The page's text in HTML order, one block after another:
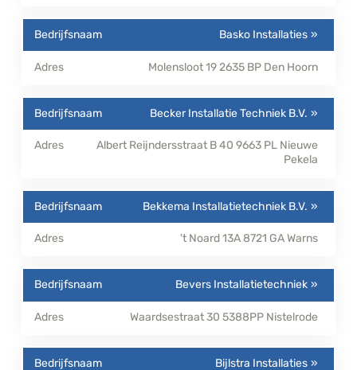
Basko Installaties
Molensloot 192635 BP Den Hoorn
Becker Installatie Techniek B.V.
Albert Reijndersstraat B 40 9663 PL Nieuwe
Pekela
Bekkema Installatietechniek B.V.
't Noard 13A8721 GAWarns
Bevers Installatietechniek
Waardsestraat 30 5388PP Nistelrode
Bijlstra Installaties